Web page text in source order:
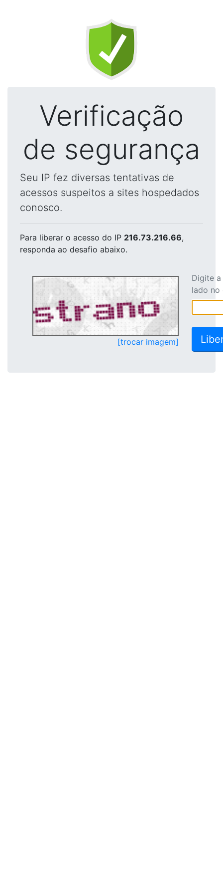
Verificação
de segurança
Seu IP fez diversas tentativas de
acessos suspeitos a sites hospedados
conosco.
Para liberar o acesso do IP 216.73.216.66,
responda ao desafio abaixo.
[trocar imagem]
Digite
lado no